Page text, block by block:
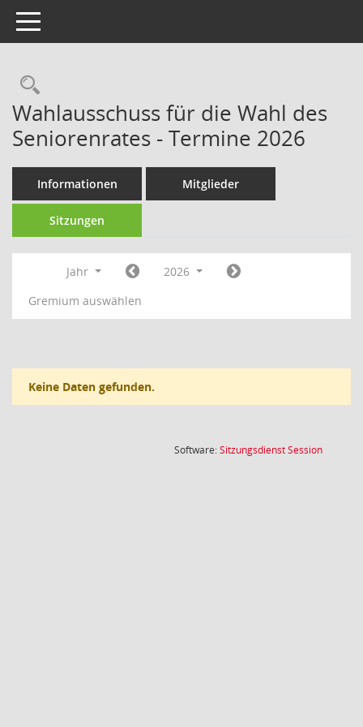
Toggle navigation
Rechercheauswahl
Wahlausschuss für die Wahl des
Seniorenrates - Termine 2026
Informationen Mitglieder
Sitzungen
Jahr
2026
Gremium auswählen
Keine Daten gefunden.
Software:SitzungsdienstSession(Wird in